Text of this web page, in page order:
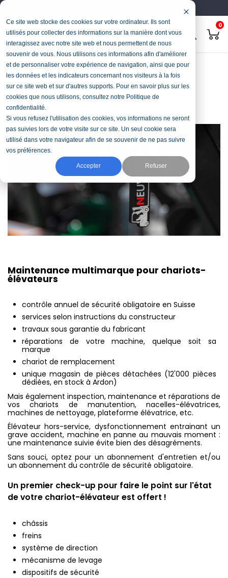
Ce site web stocke des cookies sur votre ordinateur. Ils sont
utilisés pour collecter des informations sur la manière dont vous
interagissez avec notre site web et nous permettent de nous
souvenir de vous. Nous utilisons ces informations afin d'améliorer
et de personnaliser votre expérience de navigation, ainsi que pour
les données et les indicateurs concernant nos visiteurs à la fois
sur ce site web et sur d'autres supports. Pour en savoir plus sur les
cookies que nous utilisons, consultez notre Politique de
confidentialité.
Si vous refusez l'utilisation des cookies, vos informations ne seront
pas suivies lors de votre visite sur ce site. Un seul cookie sera
utilisé dans votre navigateur afin de se souvenir de ne pas suivre
vos préférences.
Accepter Refuser
0
Accueil Services Entretien / service
Entretien / service
Maintenance multimarque pour chariots-
élévateurs
contrôle annuel de sécurité obligatoire en Suisse
services selon instructions du constructeur
travaux sous garantie du fabricant
réparations de votre machine, quelque soit sa
marque
chariot de remplacement
unique magasin de pièces détachées (12'000 pièces
dédiées, en stock à Ardon)
Mais également inspection, maintenance et réparations de
vos chariots de manutention, nacelles-élévatrices,
machines de nettoyage, plateforme élévatrice, etc.
Élévateur hors-service, dysfonctionnement entrainant un
grave accident, machine en panne au mauvais moment :
une maintenance suivie évite bien des désagréments.
Sans souci, optez pour un abonnement d'entretien et/ou
un abonnement du contrôle de sécurité obligatoire.
Un premier check-up pour faire le point sur l'état
de votre chariot-élévateur est offert !
châssis
freins
système de direction
mécanisme de levage
dispositifs de sécurité